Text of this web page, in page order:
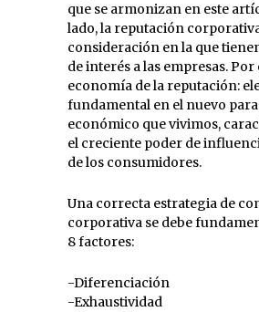
que se armonizan en este
lado, la reputación
consideración en la que
de interés a las empresas. Por
economía de la reputación:
fundamental en el nuevo
económico que vivimos,
el creciente poder de
de los consumidores.
Una correcta estrategia de
corporativa se debe
8 factores:
-Diferenciación
-Exhaustividad